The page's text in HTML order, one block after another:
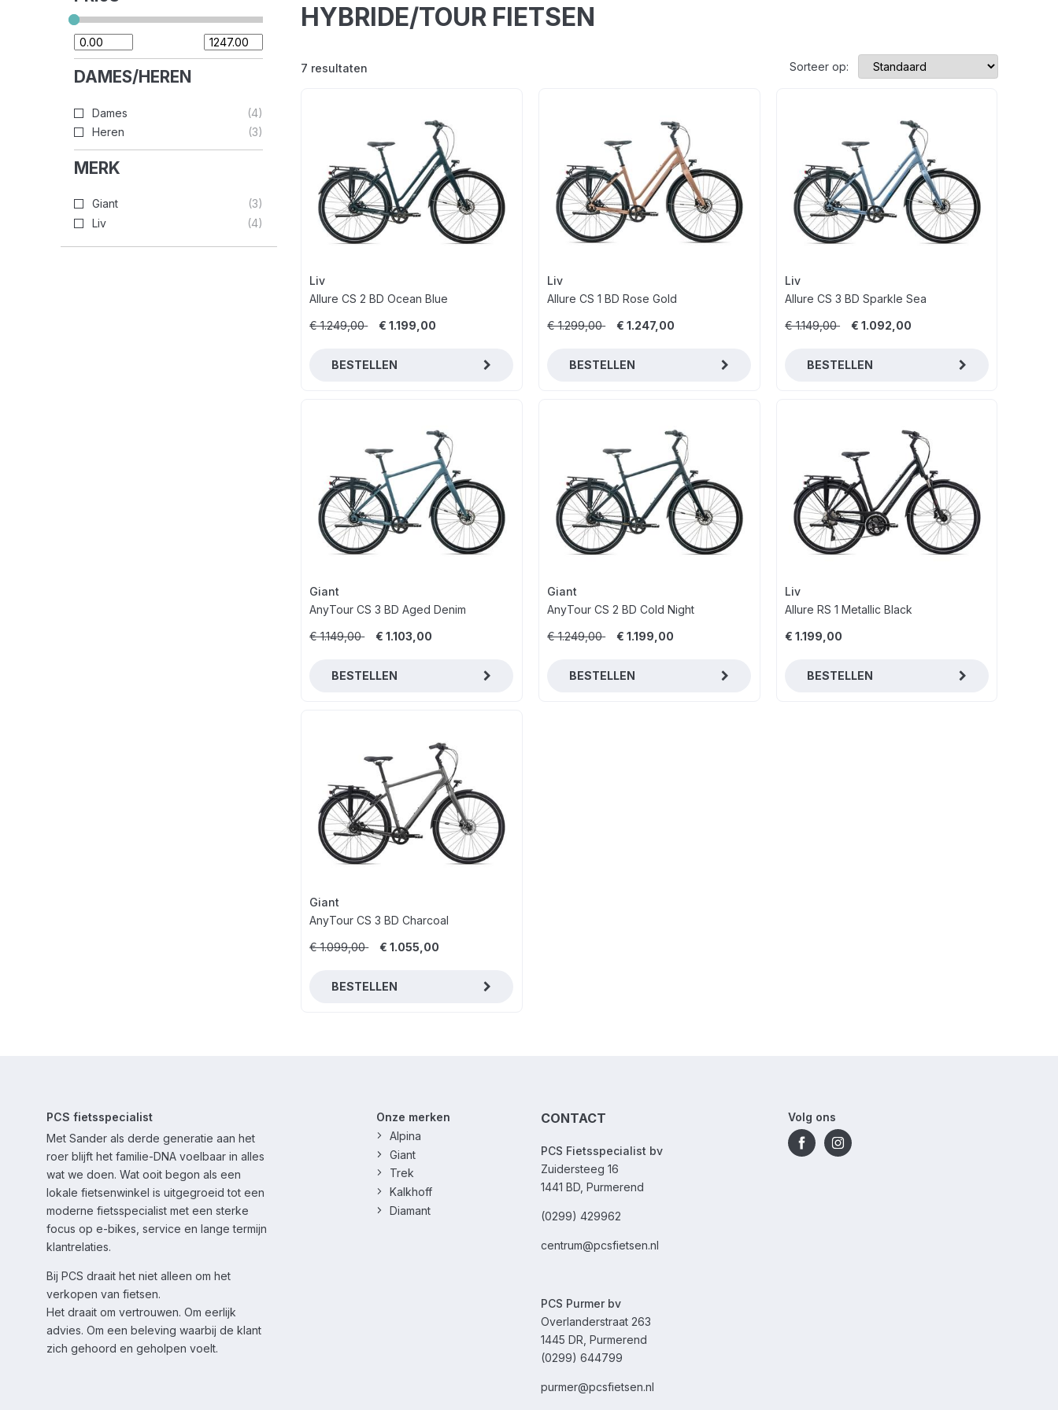
DAMES/HEREN
Dames
4
Heren
3
MERK
Giant
3
Liv
4
HYBRIDE/TOUR FIETSEN
7 resultaten Sorteer op:
Liv
Allure CS 2 BD Ocean Blue
€ 1.249,00
€ 1.199,00
BESTELLEN
Liv
Allure CS 1 BD Rose Gold
€ 1.299,00
€ 1.247,00
BESTELLEN
Liv
Allure CS 3 BD Sparkle Sea
€ 1.149,00
€ 1.092,00
BESTELLEN
Giant
AnyTour CS 3 BD Aged Denim
€ 1.149,00
€ 1.103,00
BESTELLEN
Giant
AnyTour CS 2 BD Cold Night
€ 1.249,00
€ 1.199,00
BESTELLEN
Liv
Allure RS 1 Metallic Black
€ 1.199,00
BESTELLEN
Giant
AnyTour CS 3 BD Charcoal
€ 1.099,00
€ 1.055,00
BESTELLEN
PCS fietsspecialist
Met Sander als derde generatie aan het
roer blijft het familie-DNA voelbaar in alles
wat we doen. Wat ooit begon als een
lokale fietsenwinkel is uitgegroeid tot een
moderne fietsspecialist met een sterke
focus op e-bikes, service en lange termijn
klantrelaties.
Bij PCS draait het niet alleen om het
verkopen van fietsen.
Het draait om vertrouwen. Om eerlijk
advies. Om een beleving waarbij de klant
zich gehoord en geholpen voelt.
Onze merken
Alpina
Giant
Trek
Kalkhoff
Diamant
CONTACT
PCS Fietsspecialist bv
Zuidersteeg 16
1441 BD, Purmerend
(0299) 429962
centrum@pcsfietsen.nl
PCS Purmer bv
Overlanderstraat 263
1445 DR, Purmerend
(0299) 644799
purmer@pcsfietsen.nl
Volg ons